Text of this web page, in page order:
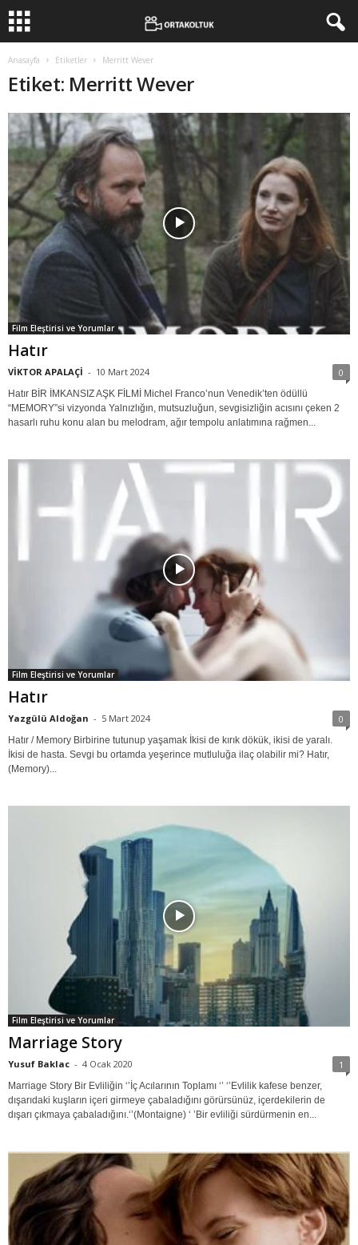
Anasayfa Etiketler Merritt Wever
Etiket: Merritt Wever
Film Eleştirisi ve Yorumlar
Hatır
VİKTOR APALAÇİ - 10 Mart 2024 0
Hatır BİR İMKANSIZ AŞK FİLMİ Michel Franco’nun Venedik’ten ödüllü
“MEMORY”si vizyonda Yalnızlığın, mutsuzluğun, sevgisizliğin acısını çeken 2
hasarlı ruhu konu alan bu melodram, ağır tempolu anlatımına rağmen...
Film Eleştirisi ve Yorumlar
Hatır
Yazgülü Aldoğan - 5 Mart 2024 0
Hatır / Memory Birbirine tutunup yaşamak İkisi de kırık dökük, ikisi de yaralı.
İkisi de hasta. Sevgi bu ortamda yeşerince mutluluğa ilaç olabilir mi? Hatır,
(Memory)...
Film Eleştirisi ve Yorumlar
Marriage Story
Yusuf Baklac - 4 Ocak 2020 1
Marriage Story Bir Evliliğin ‘’İç Acılarının Toplamı ‘’ ‘’Evlilik kafese benzer,
dışarıdaki kuşların içeri girmeye çabaladığını görürsünüz, içerdekilerin de
dışarı çıkmaya çabaladığını.‘’(Montaigne) ‘ ’Bir evliliği sürdürmenin en...